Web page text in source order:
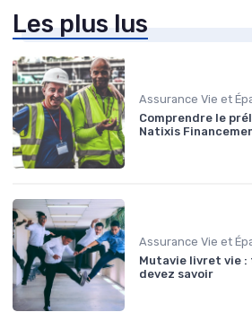
Les plus lus
Comprendre le
Natixis
Mutavie livret vie :
devez savoir